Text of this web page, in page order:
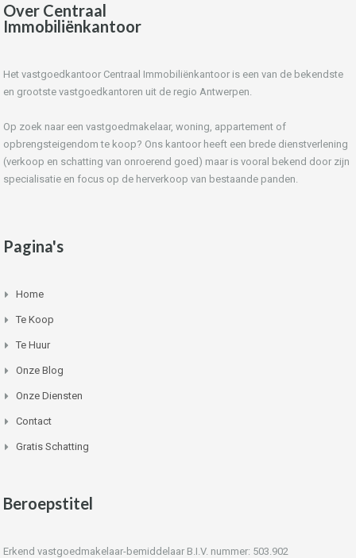
Over Centraal
Immobiliënkantoor
Het vastgoedkantoor Centraal Immobiliënkantoor is een van de bekendste
en grootste vastgoedkantoren uit de regio Antwerpen.
Op zoek naar een vastgoedmakelaar, woning, appartement of
opbrengsteigendom te koop? Ons kantoor heeft een brede dienstverlening
(verkoop en schatting van onroerend goed) maar is vooral bekend door zijn
specialisatie en focus op de herverkoop van bestaande panden.
Pagina's
Home
Te Koop
Te Huur
Onze Blog
Onze Diensten
Contact
Gratis Schatting
Beroepstitel
Erkend vastgoedmakelaar-bemiddelaar B.I.V. nummer: 503.902